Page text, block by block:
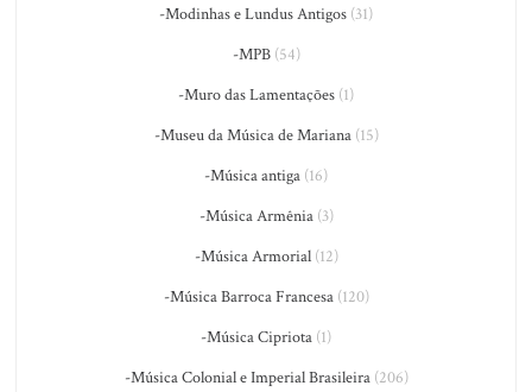
-Modinhas e Lundus Antigos (31)
-MPB(54)
-Muro das Lamentações (1)
-Museu da Música de Mariana(15)
-Música antiga (16)
-Música Armênia(3)
-Música Armorial(12)
-Música Barroca Francesa(120)
-Música Cipriota (1)
-Música Colonial e Imperial Brasileira(206)